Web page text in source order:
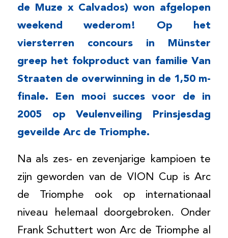
de Muze x Calvados) won afgelopen
weekend wederom! Op het
viersterren concours in Münster
greep het fokproduct van familie Van
Straaten de overwinning in de 1,50 m-
finale. Een mooi succes voor de in
2005 op Veulenveiling Prinsjesdag
geveilde Arc de Triomphe.
Na als zes- en zevenjarige kampioen te
zijn geworden van de VION Cup is Arc
de Triomphe ook op internationaal
niveau helemaal doorgebroken. Onder
Frank Schuttert won Arc de Triomphe al